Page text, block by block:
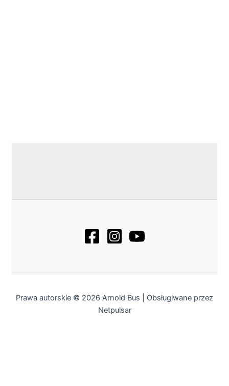
Prawa autorskie © 2026 Arnold Bus | Obsługiwane przez
Netpulsar